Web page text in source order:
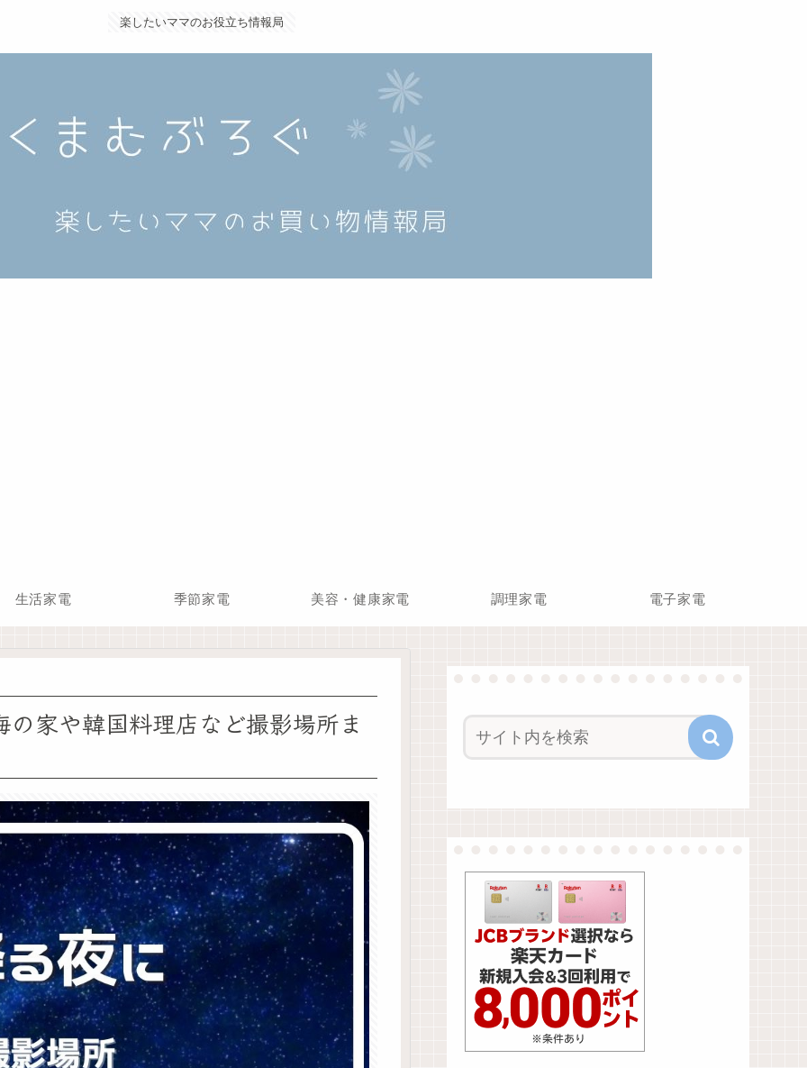
楽したいママのお役立ち情報局
生活家電 季節家電 美容・健康家電 調理家電 電子家電
家や韓国料理店など撮影場所ま